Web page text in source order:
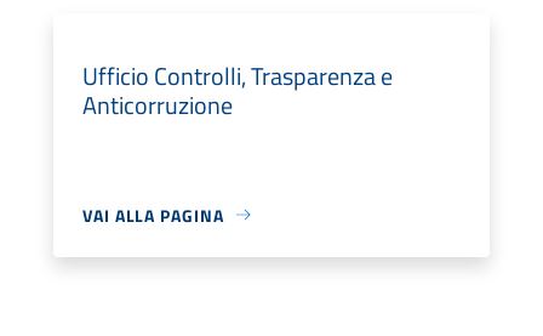
Ufficio Controlli, Trasparenza e
Anticorruzione
VAI ALLA PAGINA